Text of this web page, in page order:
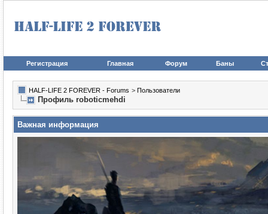
Регистрация Главная Форум Баны
HALF-LIFE 2 FOREVER - Forums > Пользователи
Профиль roboticmehdi
Важная информация